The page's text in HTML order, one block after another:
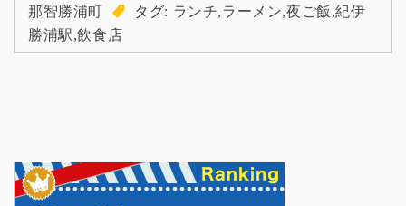
那智勝浦町 タグ: ランチ,ラーメン,夜ご飯 ,紀伊
勝浦駅,飲食店